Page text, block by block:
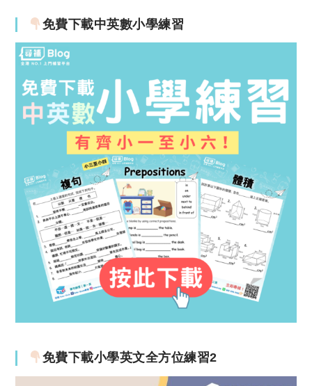
免費下載中英數小學練習
免費下載小學英文全方位練習2